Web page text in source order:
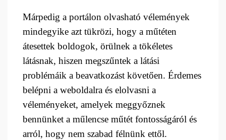
Márpedig a portálon olvasható vélemények
mindegyike azt tükrözi, hogy a műtéten
átesettek boldogok, örülnek a tökéletes
látásnak, hiszen megszűntek a látási
problémáik a beavatkozást követően. Érdemes
belépni a weboldalra és elolvasni a
véleményeket, amelyek meggyőznek
bennünket a műlencse műtét fontosságáról és
arról, hogy nem szabad félnünk ettől.